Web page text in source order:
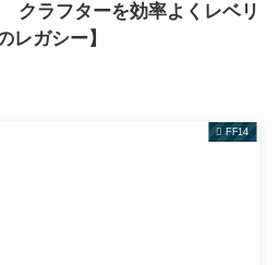
クラフターを効率よくレベリ
レガシー】
FF14